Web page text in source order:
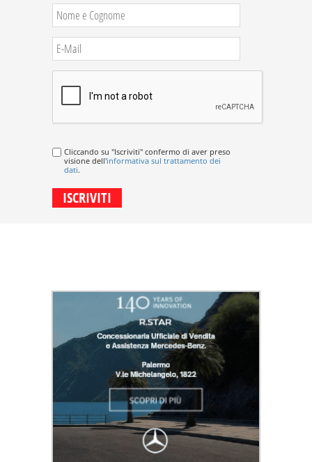
Cliccando su "Iscriviti" confermo di aver preso
visione dell'informativa sul trattamento dei
dati.